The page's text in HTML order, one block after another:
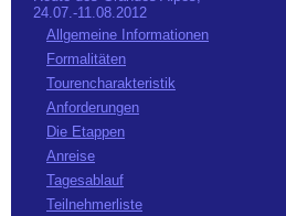
24.07.-11.08.2012
Allgemeine Informationen
Formalitäten
Tourencharakteristik
Anforderungen
Die Etappen
Anreise
Tagesablauf
Teilnehmerliste